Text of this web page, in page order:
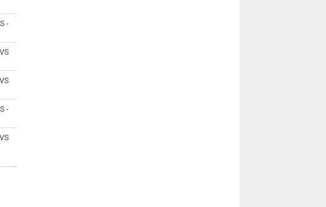
ml
ml
ml
-
-